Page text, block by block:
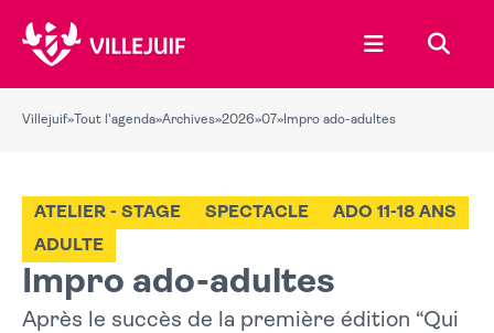
Ouvrir le
Villejuif» Tout l'agenda»Archives»2026»07» Impro ado-adultes
Impro ado-adultes
ATELIER - STAGE SPECTACLE
ADO 11-18 ANS
ADULTE
Après le succès de la première édition “Qui